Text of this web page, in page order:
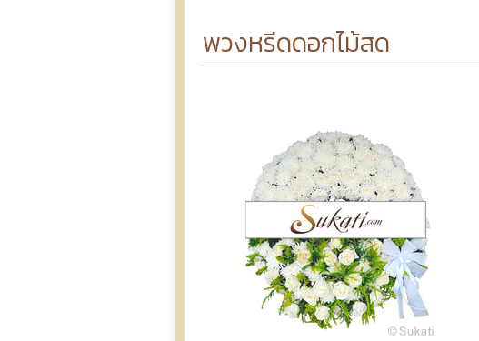
พวงหรีดดอกไม้สด